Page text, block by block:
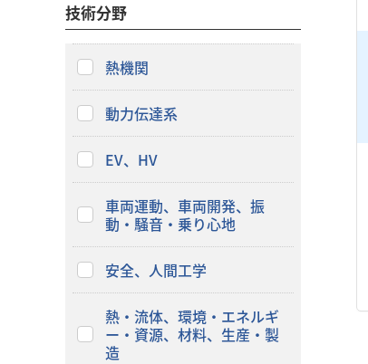
技術分野
熱機関
動力伝達系
EV、HV
車両運動、車両開発、振
動・騒音・乗り心地
安全、人間工学
熱・流体、環境・エネルギ
ー・資源、材料、生産・製
造